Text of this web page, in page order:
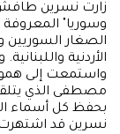
زارت نسرين
الصغار
الأردنية
واستمعت إلى
مصطفى الذي
بحفظ كل أسماء
نسرين قد